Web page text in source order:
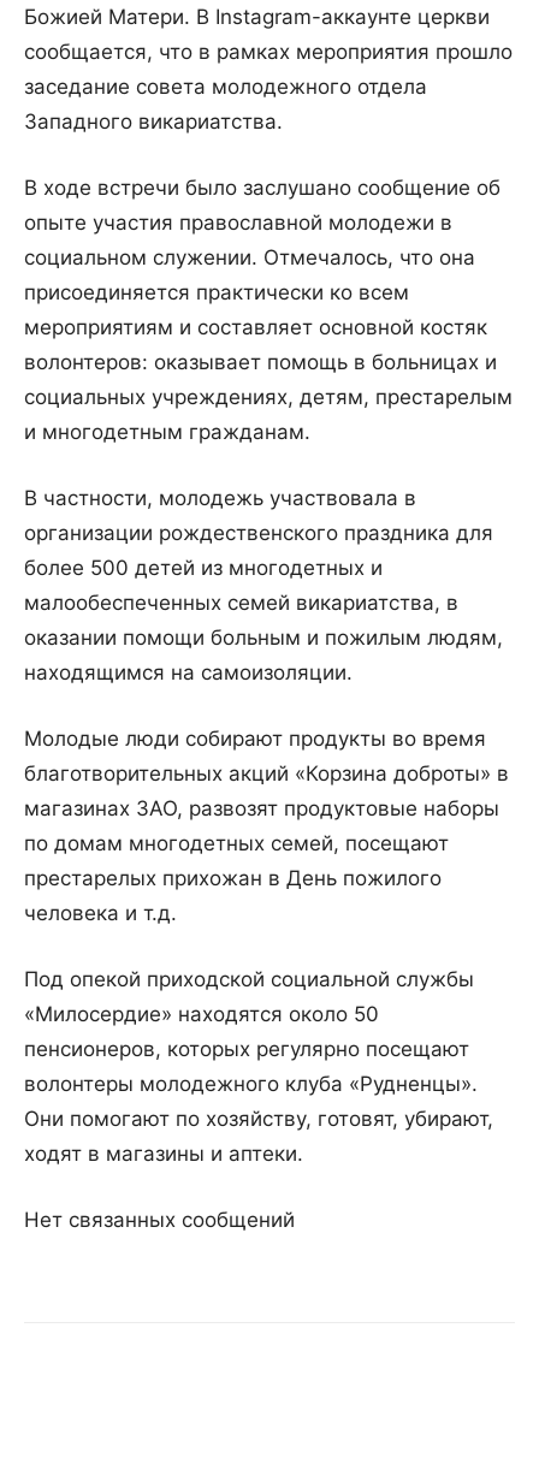
Божией Матери. В Instagram-аккаунте церкви
сообщается, что в рамках мероприятия прошло
заседание совета молодежного отдела
Западного викариатства.
В ходе встречи было заслушано сообщение об
опыте участия православной молодежи в
социальном служении. Отмечалось, что она
присоединяется практически ко всем
мероприятиям и составляет основной костяк
волонтеров: оказывает помощь в больницах и
социальных учреждениях, детям, престарелым
и многодетным гражданам.
В частности, молодежь участвовала в
организации рождественского праздника для
более 500 детей из многодетных и
малообеспеченных семей викариатства, в
оказании помощи больным и пожилым людям,
находящимся на самоизоляции.
Молодые люди собирают продукты во время
благотворительных акций «Корзина доброты» в
магазинах ЗАО, развозят продуктовые наборы
по домам многодетных семей, посещают
престарелых прихожан в День пожилого
человека и т.д.
Под опекой приходской социальной службы
«Милосердие» находятся около 50
пенсионеров, которых регулярно посещают
волонтеры молодежного клуба «Рудненцы».
Они помогают по хозяйству, готовят, убирают,
ходят в магазины и аптеки.
Нет связанных сообщений